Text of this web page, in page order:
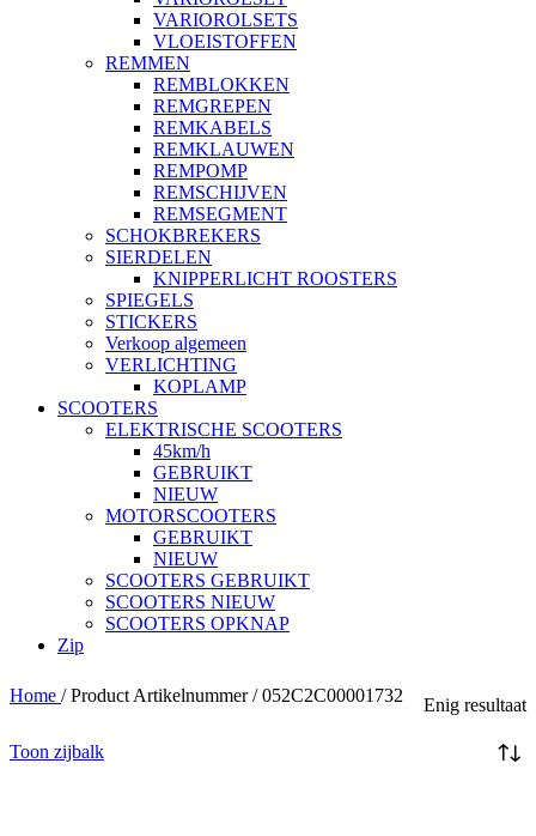
VARIOROLSETS
VLOEISTOFFEN
REMMEN
REMBLOKKEN
REMGREPEN
REMKABELS
REMKLAUWEN
REMPOMP
REMSCHIJVEN
REMSEGMENT
SCHOKBREKERS
SIERDELEN
KNIPPERLICHT ROOSTERS
SPIEGELS
STICKERS
Verkoop algemeen
VERLICHTING
KOPLAMP
SCOOTERS
ELEKTRISCHE SCOOTERS
45km/h
GEBRUIKT
NIEUW
MOTORSCOOTERS
GEBRUIKT
NIEUW
SCOOTERS GEBRUIKT
SCOOTERS NIEUW
SCOOTERS OPKNAP
Zip
Home / Product Artikelnummer/ 052C2C00001732 Enig resultaat
Toon zijbalk